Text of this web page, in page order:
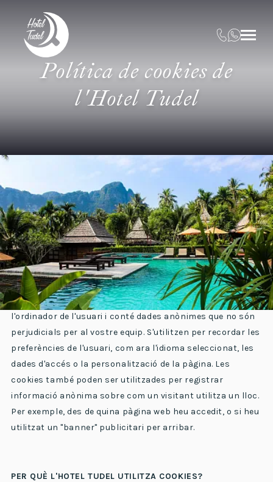
Política de cookies de
l'Hotel Tudel
Política de cookies de l'Hotel Tudel
QUÈ SÓN LES COOKIES?
Les cookies són petits fitxers de dades que es reben al
terminal des del lloc web visitat i s'usen per registrar
certes interaccions de la navegació en un lloc web
emmagatzemant dades que podran ser actualitzades i
recuperades. Aquests fitxers s'emmagatzemen a
l'ordinador de l'usuari i conté dades anònimes que no són
perjudicials per al vostre equip. S'utilitzen per recordar les
preferències de l'usuari, com ara l'idioma seleccionat, les
dades d'accés o la personalització de la pàgina. Les
cookies també poden ser utilitzades per registrar
informació anònima sobre com un visitant utilitza un lloc.
Per exemple, des de quina pàgina web heu accedit, o si heu
utilitzat un "banner" publicitari per arribar.
PER QUÈ L'HOTEL TUDEL UTILITZA COOKIES?